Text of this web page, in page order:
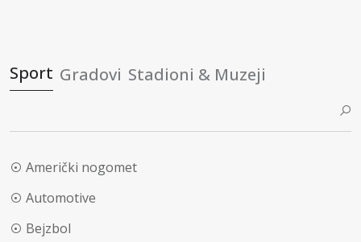
Sport Gradovi Stadioni & Muzeji
Američki nogomet
Automotive
Bejzbol